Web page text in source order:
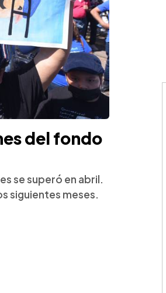
del fondo
se superó en abril.
siguientes meses.